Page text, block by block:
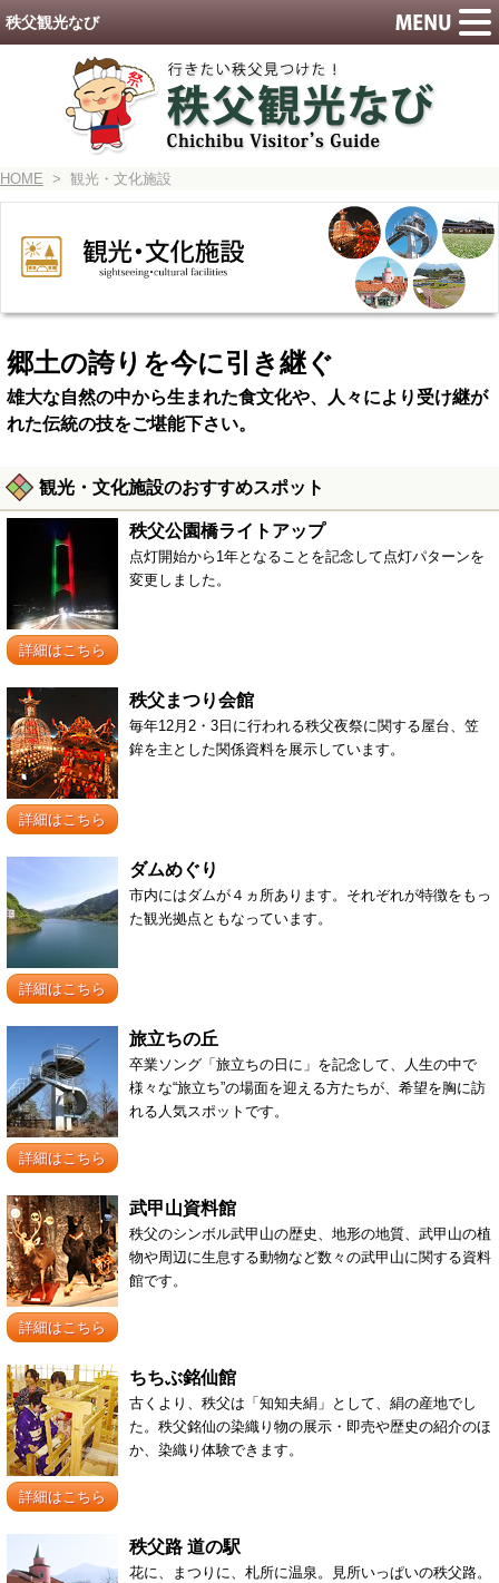
HOME > 観光・文化施設
郷土の誇りを今に引き継ぐ
雄大な自然の中から生まれた食文化や、人々により受け継が
れた伝統の技をご堪能下さい。
観光・文化施設のおすすめスポット
詳細はこちら
秩父公園橋ライトアップ
点灯開始から1年となることを記念して点灯パターンを
変更しました。
詳細はこちら
秩父まつり会館
毎年12月2・3日に行われる秩父夜祭に関する屋台、笠
鉾を主とした関係資料を展示しています。
詳細はこちら
ダムめぐり
市内にはダムが４ヵ所あります。それぞれが特徴をもっ
た観光拠点ともなっています。
詳細はこちら
旅立ちの丘
卒業ソング「旅立ちの日に」を記念して、人生の中で
様々な“旅立ち”の場面を迎える方たちが、希望を胸に訪
れる人気スポットです。
詳細はこちら
武甲山資料館
秩父のシンボル武甲山の歴史、地形の地質、武甲山の植
物や周辺に生息する動物など数々の武甲山に関する資料
館です。
詳細はこちら
ちちぶ銘仙館
古くより、秩父は「知知夫絹」として、絹の産地でし
た。秩父銘仙の染織り物の展示・即売や歴史の紹介のほ
か、染織り体験できます。
秩父路 道の駅
花に、まつりに、札所に温泉。見所いっぱいの秩父路。
秩父観光なび